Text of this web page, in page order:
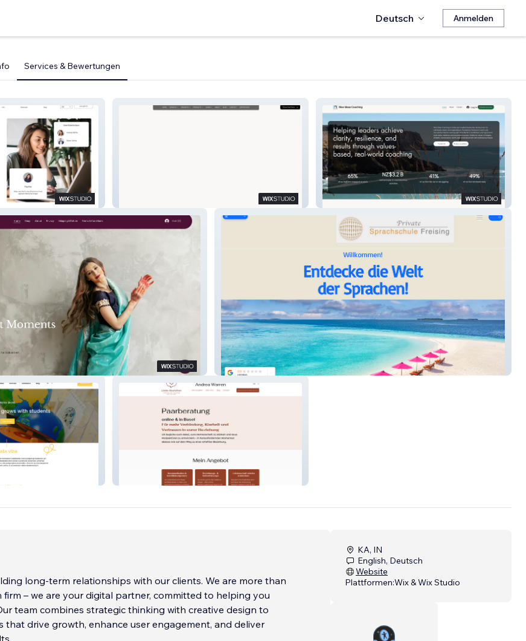
Deutsch Anmelden
Services & Bewertungen
New Ideas Coaching
Private Sprachschule
Liebe Gestalten Co
long-term relationships with our clients. We are more than
firm – we are your digital partner, committed to helping you
team combines strategic thinking with creative design to
that drive growth, enhance user engagement, and deliver
KA, IN
English, Deutsch
Website
Plattformen:Wix & Wix Studio